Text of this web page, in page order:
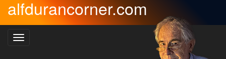
alfdurancorner.com